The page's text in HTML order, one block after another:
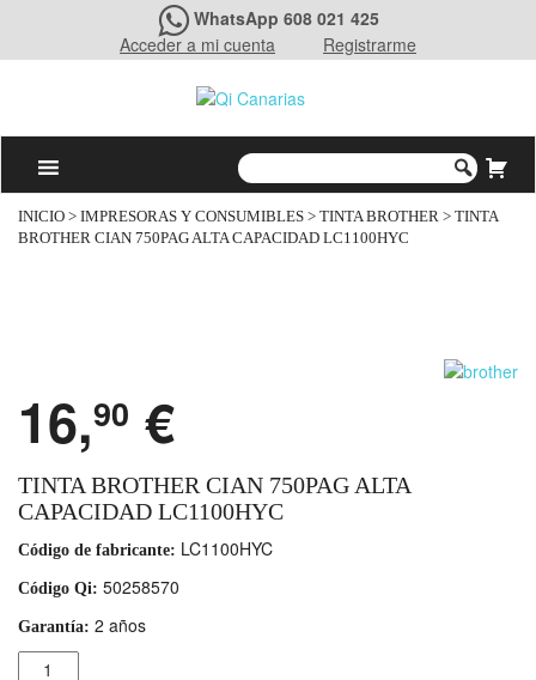
WhatsApp 608 021 425
Acceder a mi cuenta
Registrarme
INICIO > IMPRESORAS Y CONSUMIBLES > TINTA BROTHER > TINTA
BROTHER CIAN 750PAG ALTA CAPACIDAD LC1100HYC
16,90 €
TINTA BROTHER CIAN 750PAG ALTA
CAPACIDAD LC1100HYC
Código de fabricante: LC1100HYC
Código Qi: 50258570
Garantía: 2 años
Cantidad